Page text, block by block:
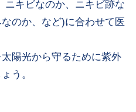
ニキビなのか、ニキビ跡な
のか、など)に合わせて医
陽光から守るために紫外
う。